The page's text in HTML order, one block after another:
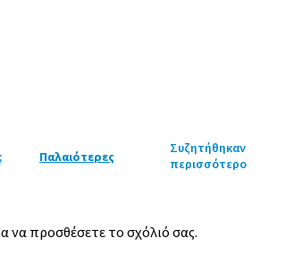
Παλαιότερες
Συζητήθηκαν
περισσότερο
να προσθέσετε το σχόλιό σας.